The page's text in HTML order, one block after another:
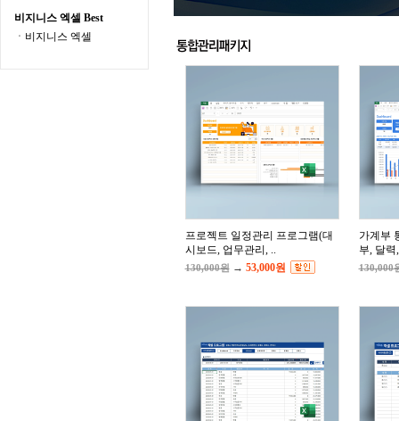
비지니스 엑셀 Best
ㆍ비지니스 엑셀
프로젝트 일정관리 프로그램(대
시보드, 업무관리, ..
130,000원→ 53,000원
가계부
부, 달력
130,000